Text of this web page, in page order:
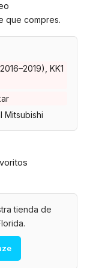
que compres.
KK1
Mitsubishi
tienda de